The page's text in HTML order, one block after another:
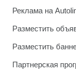
Реклама на
Разместить
Разместить
Партнерская